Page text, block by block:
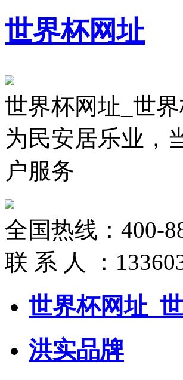
世界杯网址
世界杯网址_世
为民安居乐业，
户服务
全国热线： 400-
联 系 人 ：
世界杯网址_
洪实品牌